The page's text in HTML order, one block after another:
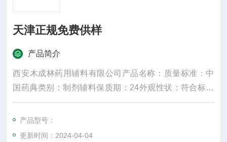
天津正规免费供样
产品简介
西安木成林药用辅料有限公司产品名称：质量标准：中
国药典类别：制剂辅料保质期：24外观性状：符合标准
规格：25kg产品名字：主要成份：颜色：白密度：300
水溶性：是适用掺量：8较低操作温度：5较高操作温
度：30包装规格：25纤维直径：15um±3是否进口：否2
产品型号：
更新时间：2024-04-04